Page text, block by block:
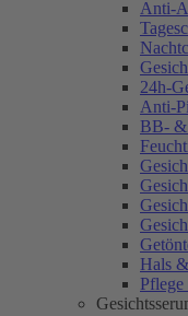
Anti-
24h-
Anti-
BB- &
Hals